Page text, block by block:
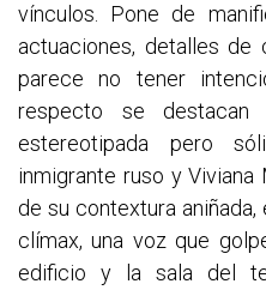
vínculos. Pone de
actuaciones, detalles de
parece no tener
respecto se destacan
estereotipada pero
inmigrante ruso y
de su contextura aniñada,
clímax, una voz que
edificio y la sala del